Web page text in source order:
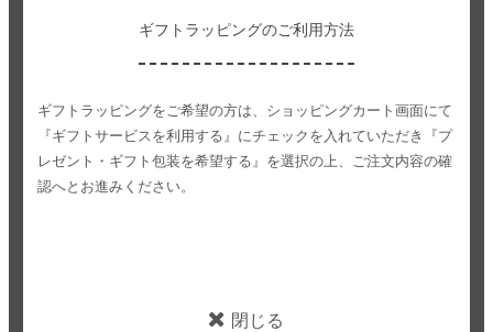
ギフトラッピングのご利用方法
ギフトラッピングをご希望の方は、ショッピングカート画面にて
『ギフトサービスを利用する』にチェックを入れていただき
『プ
レゼント・ギフト包装を希望する』を選択の上、ご注文内容の確
認へとお進みください。
閉じる